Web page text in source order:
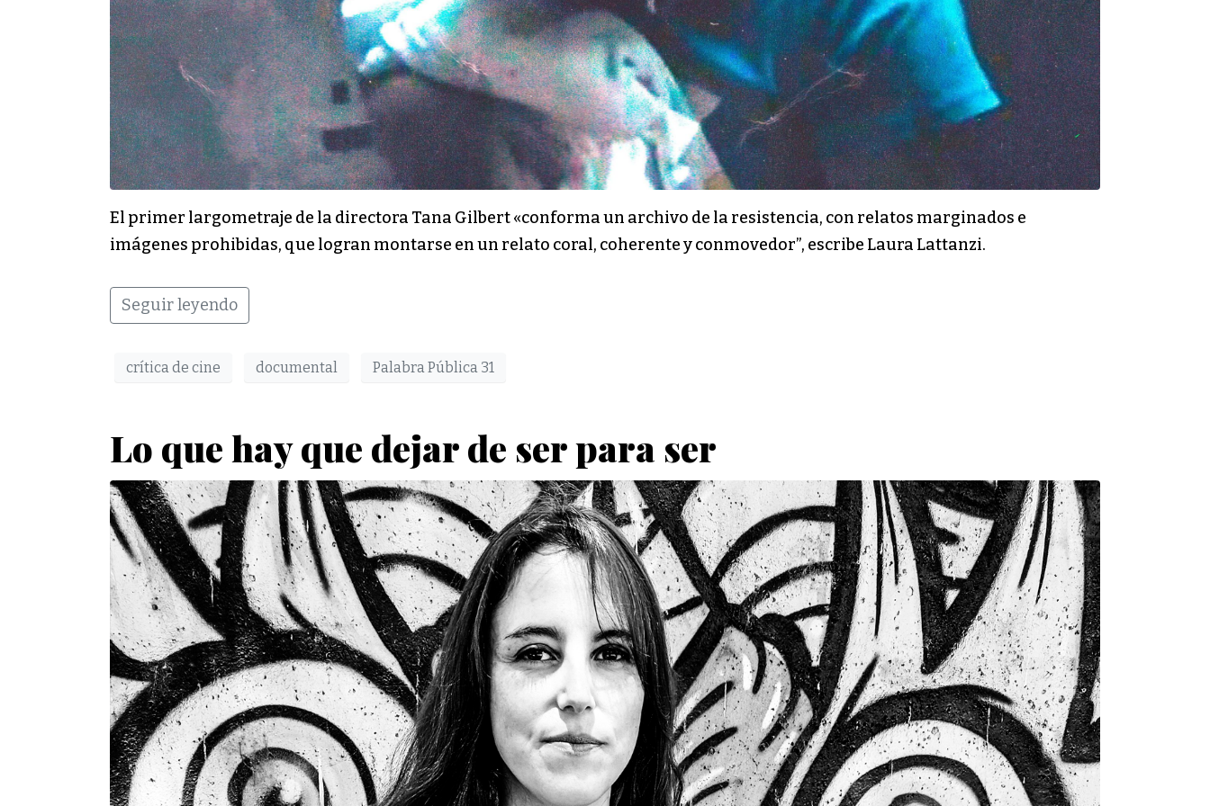
El primer largometraje de la directora Tana Gilbert «conforma un archivo de la resistencia, con relatos marginados e
imágenes prohibidas, que logran montarse en un relato coral, coherente y conmovedor”, escribe Laura Lattanzi.
Seguir leyendo
crítica de cine documental Palabra Pública 31
Lo que hay que dejar de ser para ser